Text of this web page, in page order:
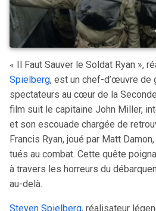
« Il Faut Sauver le Soldat Ryan »,
Spielberg, est un chef-d’œuvre de
spectateurs au cœur de la
film suit le capitaine John Miller,
et son escouade chargée de
Francis Ryan, joué par Matt
tués au combat. Cette quête
à travers les horreurs du
au-delà.
Steven Spielberg, réalisateur